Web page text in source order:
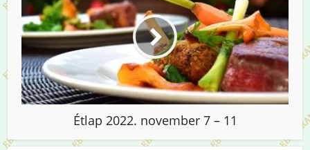
Étlap 2022. november 7 – 11